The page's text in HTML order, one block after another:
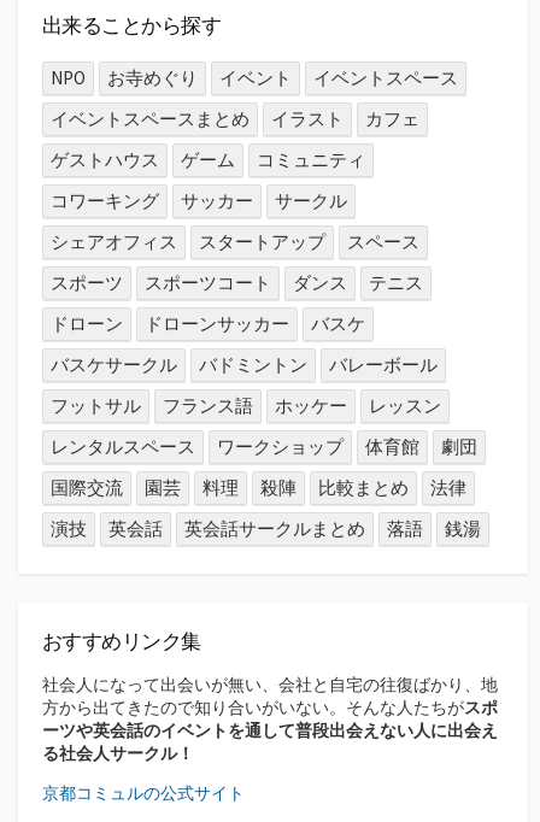
ら
す
出来ることから探す
NPO お寺めぐり イベント
イベントスペース
イベントスペースまとめ
イラスト
カフェ
ゲストハウス
ゲーム
コミュニティ
コワーキング
サッカー
サークル
シェアオフィス
スタートアップ
スペース
スポーツ
スポーツコート ダンス
テニス
ドローン
ドローンサッカー
バスケ
バスケサークル
バドミントン
バレーボール
フットサル
フランス語 ホッケー
レッスン
レンタルスペース
ワークショップ 体育館
劇団
国際交流
園芸 料理 殺陣 比較まとめ
法律
演技
英会話 英会話サークルまとめ 落語 銭湯
おすすめリンク集
社会人になって出会いが無い、会社と自宅の往復ばかり、地
方から出てきたので知り合いがいない。そんな人たちがスポ
ーツや英会話のイベントを通して普段出会えない人に出会え
る社会人サークル！
京都コミュルの公式サイト